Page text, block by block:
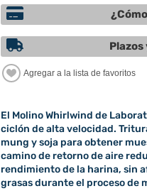
Plazos
El Molino Whirlwind de
ciclón de alta velocidad.
mung y soja para obtener
camino de retorno de aire
rendimiento de la harina, sin
grasas durante el proceso de